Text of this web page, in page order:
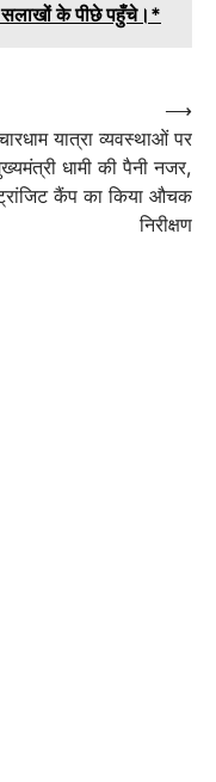
सलाखों के पीछे पहुँचे।*
यात्रा व्यवस्थाओं पर
धामी की पैनी नजर,
कैंप का किया औचक
निरीक्षण
⟶